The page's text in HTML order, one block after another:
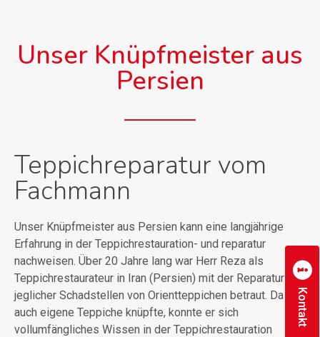
Unser Knüpfmeister aus
Persien
Teppichreparatur vom
Fachmann
Unser Knüpfmeister aus Persien kann eine langjährige
Erfahrung in der Teppichrestauration- und reparatur
nachweisen. Über 20 Jahre lang war Herr Reza als
Teppichrestaurateur in Iran (Persien) mit der Reparatur
jeglicher Schadstellen von Orientteppichen betraut. Da er
auch eigene Teppiche knüpfte, konnte er sich
vollumfängliches Wissen in der Teppichrestauration
Kontakt